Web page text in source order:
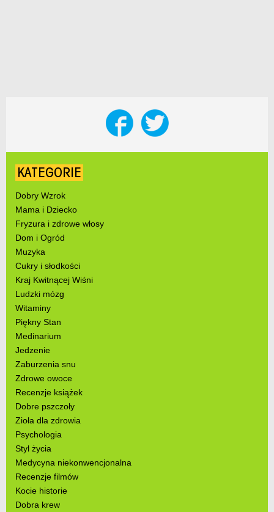
KATEGORIE
Dobry Wzrok
Mama i Dziecko
Fryzura i zdrowe włosy
Dom i Ogród
Muzyka
Cukry i słodkości
Kraj Kwitnącej Wiśni
Ludzki mózg
Witaminy
Piękny Stan
Medinarium
Jedzenie
Zaburzenia snu
Zdrowe owoce
Recenzje książek
Dobre pszczoły
Zioła dla zdrowia
Psychologia
Styl życia
Medycyna niekonwencjonalna
Recenzje filmów
Kocie historie
Dobra krew